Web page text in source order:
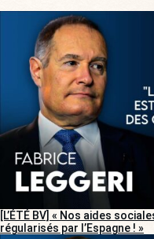
[L’ÉTÉ BV] « Nos aides
régularisés par l’Espagne ! »